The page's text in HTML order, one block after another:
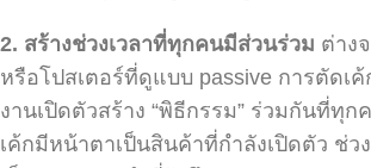
2. สร้างช่วงเวลาที่ทุกคนมีส่วนร่วม ต่าง
หรือโปสเตอร์ที่ดูแบบ passive การตัดเค้
งานเปิดตัวสร้าง “พิธีกรรม” ร่วมกันที่ทุก
เค้กมีหน้าตาเป็นสินค้าที่กำลังเปิดตัว ช่ว